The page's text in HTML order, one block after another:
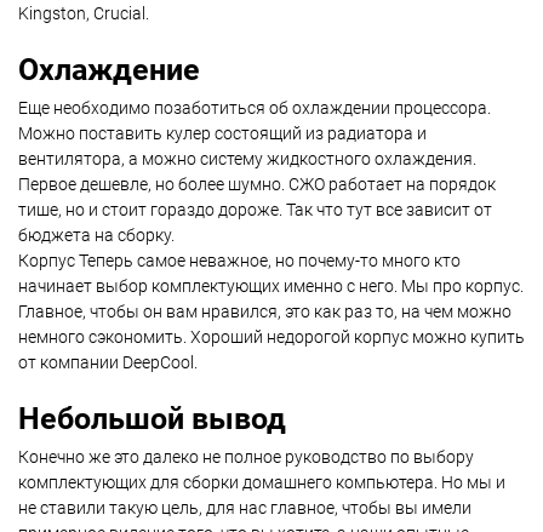
Kingston, Crucial.
Охлаждение
Еще необходимо позаботиться об охлаждении процессора.
Можно поставить кулер состоящий из радиатора и
вентилятора, а можно систему жидкостного охлаждения.
Первое дешевле, но более шумно. СЖО работает на порядок
тише, но и стоит гораздо дороже. Так что тут все зависит от
бюджета на сборку.
Корпус Теперь самое неважное, но почему-то много кто
начинает выбор комплектующих именно с него. Мы про корпус.
Главное, чтобы он вам нравился, это как раз то, на чем можно
немного сэкономить. Хороший недорогой корпус можно купить
от компании DeepCool.
Небольшой вывод
Конечно же это далеко не полное руководство по выбору
комплектующих для сборки домашнего компьютера. Но мы и
не ставили такую цель, для нас главное, чтобы вы имели